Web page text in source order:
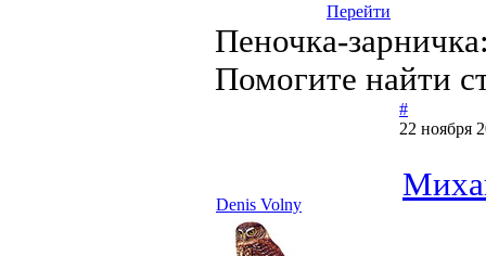
Перейти
Пеночка-
Помогите найти
Denis Volny
#
22 ноября